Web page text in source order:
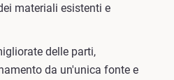
materiali esistenti e
delle parti,
da un'unica fonte e